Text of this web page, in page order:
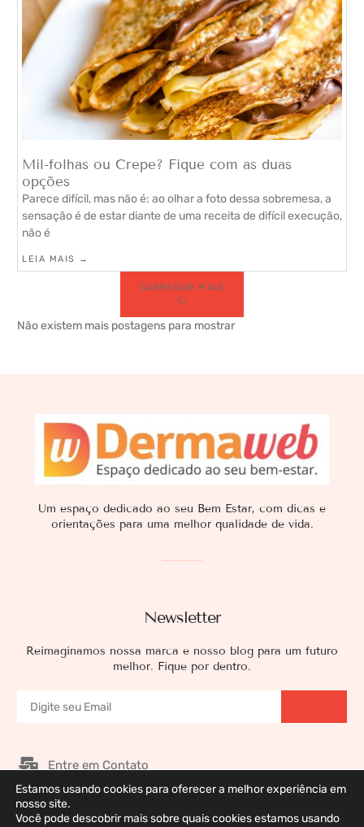
Mil-folhas ou Crepe? Fique com as duas
opções
Parece difícil, mas não é: ao olhar a foto dessa sobremesa, a
sensação é de estar diante de uma receita de difícil execução,
não é
LEIA MAIS →
CARREGAR MAIS
Não existem mais postagens para mostrar
Newsletter
Reimaginamos nossa marca e nosso blog para um futuro
melhor. Fique por dentro.
Um espaço dedicado ao seu Bem Estar, com dicas e
orientações para uma melhor qualidade de vida.
Entre em Contato
Nossos Patrocinadores
Galeria de Imagens
Estamos usando cookies para oferecer a melhor experiência em
nosso site.
Você pode descobrir mais sobre quais cookies estamos usando